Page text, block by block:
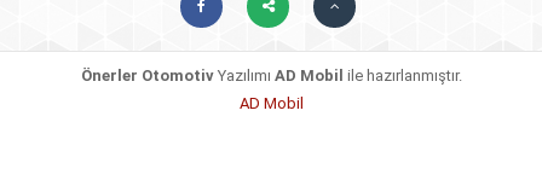
Ssangyong Yedek Parçaları
Tata Yedek Parçaları
Önerler OtomotivYazılımı AD Mobil ile hazırlanmıştır.
AD Mobil